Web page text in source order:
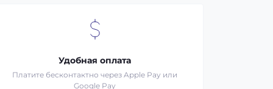
Удобная оплата
Платите бесконтактно через Apple Pay или
Google Pay